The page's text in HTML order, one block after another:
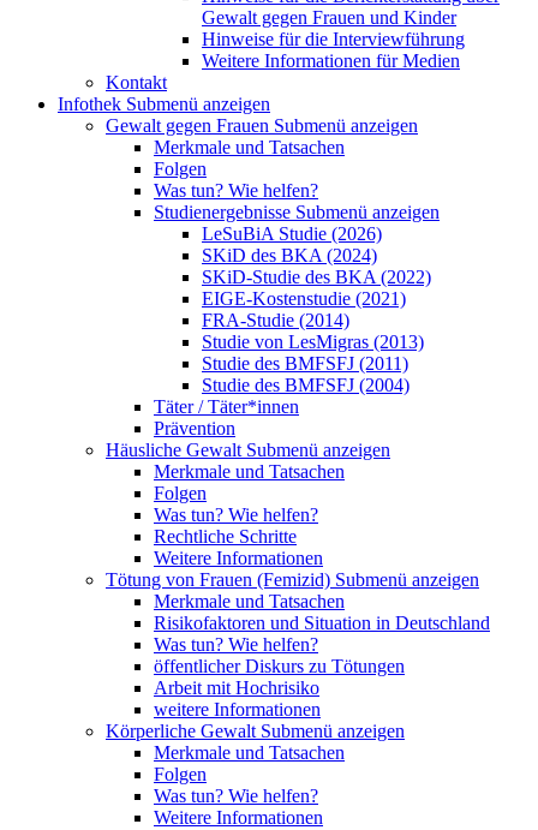
Gewalt gegen Frauen und Kinder
Hinweise für die Interviewführung
Weitere Informationen für Medien
Kontakt
Infothek Submenü anzeigen
Gewalt gegen Frauen Submenü anzeigen
Merkmale und Tatsachen
Folgen
Was tun? Wie helfen?
Studienergebnisse Submenü anzeigen
LeSuBiA Studie (2026)
SKiD des BKA (2024)
SKiD-Studie des BKA (2022)
EIGE-Kostenstudie (2021)
FRA-Studie (2014)
Studie von LesMigras (2013)
Studie des BMFSFJ (2011)
Studie des BMFSFJ (2004)
Täter / Täter*innen
Prävention
Häusliche Gewalt Submenü anzeigen
Merkmale und Tatsachen
Folgen
Was tun? Wie helfen?
Rechtliche Schritte
Weitere Informationen
Tötung von Frauen (Femizid) Submenü anzeigen
Merkmale und Tatsachen
Risikofaktoren und Situation in Deutschland
Was tun? Wie helfen?
öffentlicher Diskurs zu Tötungen
Arbeit mit Hochrisiko
weitere Informationen
Körperliche Gewalt Submenü anzeigen
Merkmale und Tatsachen
Folgen
Was tun? Wie helfen?
Weitere Informationen